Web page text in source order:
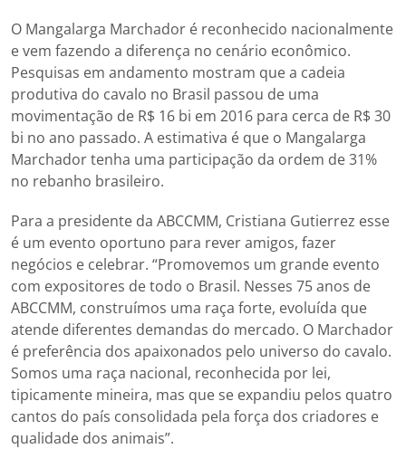
O Mangalarga Marchador é reconhecido nacionalmente
e vem fazendo a diferença no cenário econômico.
Pesquisas em andamento mostram que a cadeia
produtiva do cavalo no Brasil passou de uma
movimentação de R$ 16 bi em 2016 para cerca de R$ 30
bi no ano passado. A estimativa é que o Mangalarga
Marchador tenha uma participação da ordem de 31%
no rebanho brasileiro.
Para a presidente da ABCCMM, Cristiana Gutierrez esse
é um evento oportuno para rever amigos, fazer
negócios e celebrar. “Promovemos um grande evento
com expositores de todo o Brasil. Nesses 75 anos de
ABCCMM, construímos uma raça forte, evoluída que
atende diferentes demandas do mercado. O Marchador
é preferência dos apaixonados pelo universo do cavalo.
Somos uma raça nacional, reconhecida por lei,
tipicamente mineira, mas que se expandiu pelos quatro
cantos do país consolidada pela força dos criadores e
qualidade dos animais”.